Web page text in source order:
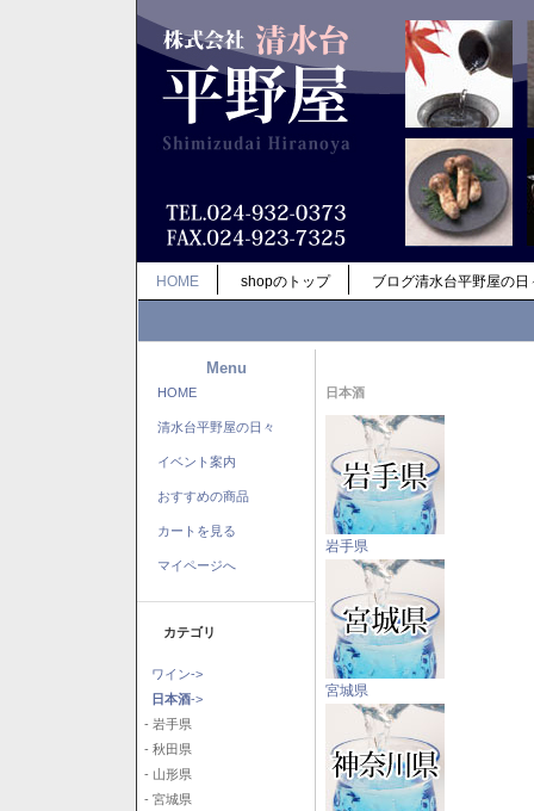
HOME shopのトップ ブログ清水台平野屋の日
Menu
HOME
清水台平野屋の日々
イベント案内
おすすめの商品
カートを見る
マイページへ
カテゴリ
ワイン->
日本酒->
- 岩手県
- 秋田県
- 山形県
- 宮城県
日本酒
岩手県
宮城県